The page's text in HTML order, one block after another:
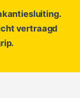
vertraagd